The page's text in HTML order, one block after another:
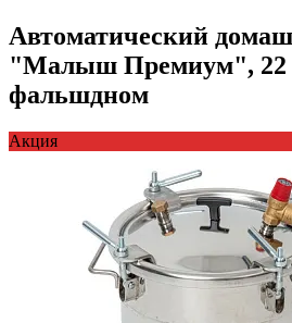
Автоматический
"Малыш Премиум", 22
фальшдном
Акция